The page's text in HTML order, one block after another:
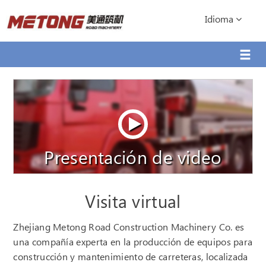
Idioma
Presentación de video
Visita virtual
Zhejiang Metong Road Construction Machinery Co. es
una compañía experta en la producción de equipos para
construcción y mantenimiento de carreteras, localizada